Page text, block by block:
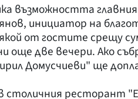
възможността
инициатор на
от гостите срещу
още две вечери. Ако
Домусчиеви" ще
столичния ресторант